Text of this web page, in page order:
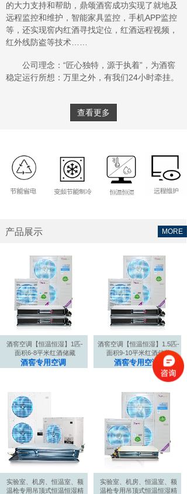
查看更多
的大力支持和帮助，鼎颂酒窖成功实现了就地及
远程监控和维护，智能家具监控，手机APP监控
等，还实现窖内红酒寻找定位，红酒远程视频，
红外线防盗等技术……
公司理念：“匠心独特，源于执着”，为酒窖
稳定运行所想：万里之外，有我们24小时牵挂。
产品展示 MORE
实验室、机房、恒温室、额
温枪专用吊顶式恒温恒湿精
实验室、机房、恒温室、额
温枪专用吊顶式恒温恒湿精
酒窖空调【恒温恒湿】1匹-
面积6-8平米红酒储藏
酒窖专用空调
酒窖空调【恒温恒湿】1.5匹-
面积9-10平米红酒储藏
酒窖专用空调